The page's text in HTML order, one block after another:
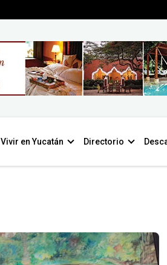
Vivir en Yucatán Directorio